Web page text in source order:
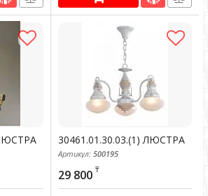
30461.01.30.03.(1) ЛЮСТРА
Артикул: 500195
29 800 ₸